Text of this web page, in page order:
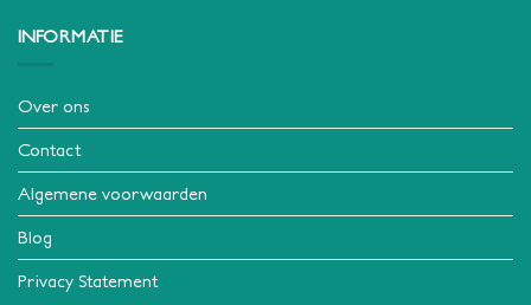
INFORMATIE
Over ons
Contact
Algemene voorwaarden
Blog
Privacy Statement